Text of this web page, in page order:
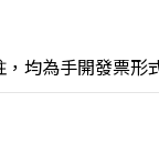
均為手開發票形